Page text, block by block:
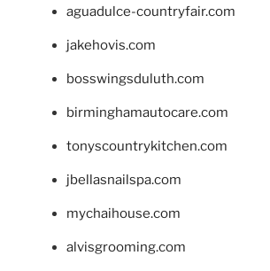
aguadulce-countryfair.com
jakehovis.com
bosswingsduluth.com
birminghamautocare.com
tonyscountrykitchen.com
jbellasnailspa.com
mychaihouse.com
alvisgrooming.com